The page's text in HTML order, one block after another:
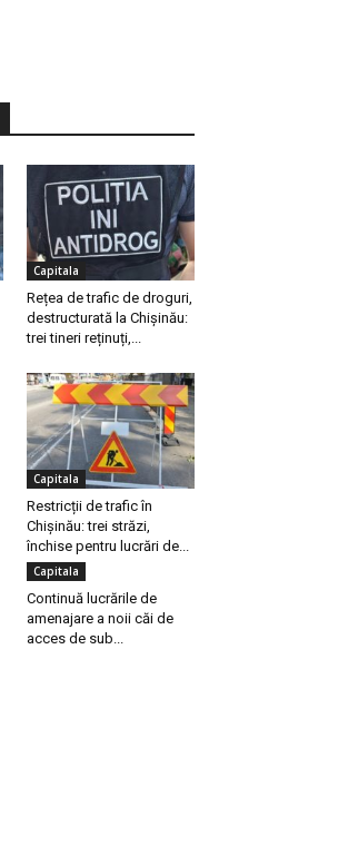
Capitala
Rețea de trafic de droguri,
destructurată la Chișinău:
trei tineri reținuți,...
Capitala
Restricții de trafic în
Chișinău: trei străzi,
închise pentru lucrări de...
Capitala
Continuă lucrările de
amenajare a noii căi de
acces de sub...